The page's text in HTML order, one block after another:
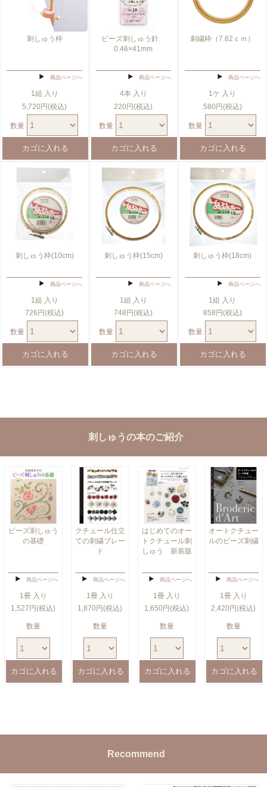
刺しゅう枠
商品ページへ
1組 入り
5,720円(税込)
数量
ビーズ刺しゅう針
0.46×41mm
商品ページへ
4本 入り
220円(税込)
数量
刺繍枠（7.62ｃｍ）
商品ページへ
1ケ 入り
580円(税込)
数量
刺しゅう枠(10cm)
商品ページへ
1組 入り
726円(税込)
数量
刺しゅう枠(15cm)
商品ページへ
1組 入り
748円(税込)
数量
刺しゅう枠(18cm)
商品ページへ
1組 入り
858円(税込)
数量
刺しゅうの本のご紹介
ビーズ刺しゅう
の基礎
商品ページへ
1冊 入り
1,527円(税込)
数量
クチュール仕立
ての刺繍ブレー
ド
商品ページへ
1冊 入り
1,870円(税込)
数量
はじめてのオー
トクチュール刺
しゅう 新装版
商品ページへ
1冊 入り
1,650円(税込)
数量
オートクチュー
ルのビーズ刺繍
商品ページへ
1冊 入り
2,420円(税込)
数量
Recommend